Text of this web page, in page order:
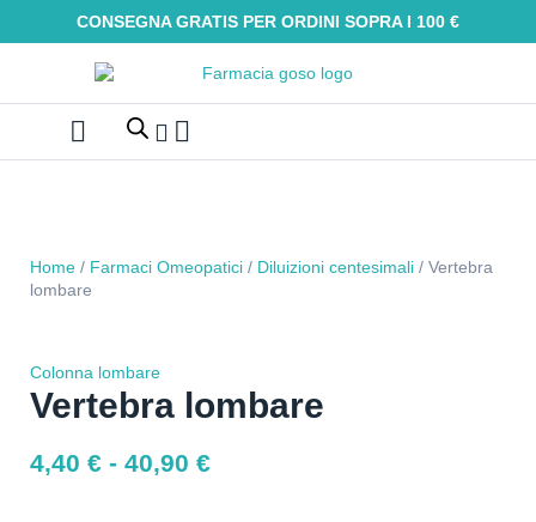
CONSEGNA GRATIS PER ORDINI SOPRA I 100 €
Home / Farmaci Omeopatici / Diluizioni centesimali / Vertebra
lombare
Colonna lombare
Vertebra lombare
4,40 € - 40,90 €